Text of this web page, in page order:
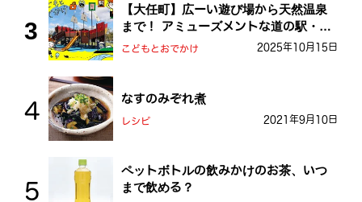
【大任町】広ーい遊び場から天然温泉
まで！ アミューズメントな道の駅・お
おとう桜街道
こどもとおでかけ 2025年10月15日
なすのみぞれ煮
レシピ 2021年9月10日
ペットボトルの飲みかけのお茶、いつ
まで飲める？